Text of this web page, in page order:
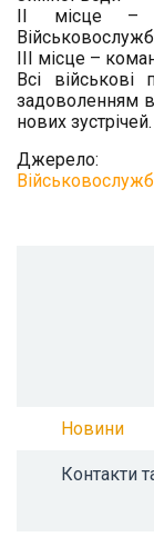
ΙΙ місце –
ΙΙΙ місце –
Всі військові
задоволенням
нових зустрічей.
Новини
Контакти